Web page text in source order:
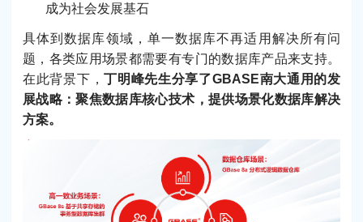
成为社会发展基石
具体到数据库领域，单一数据库不再适用解决所有问
题，各类应用场景都需要有专门的数据库产品来支持。
在此背景下，丁明峰先生分享了GBASE南大通用的发
展战略：聚焦数据库核心技术，提供场景化数据库解决
方案。